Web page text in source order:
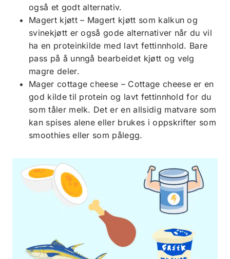
også et godt alternativ.
Magert kjøtt – Magert kjøtt som kalkun og
svinekjøtt er også gode alternativer når du vil
ha en proteinkilde med lavt fettinnhold. Bare
pass på å unngå bearbeidet kjøtt og velg
magre deler.
Mager cottage cheese – Cottage cheese er en
god kilde til protein og lavt fettinnhold for du
som tåler melk. Det er en allsidig matvare som
kan spises alene eller brukes i oppskrifter som
smoothies eller som pålegg.